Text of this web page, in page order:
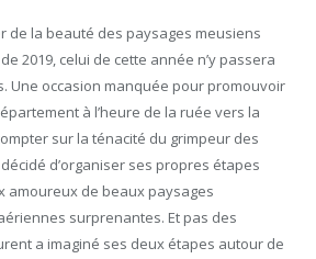
de la beauté des paysages meusiens
2019, celui de cette année n’y passera
Une occasion manquée pour promouvoir
à l’heure de la ruée vers la
sur la ténacité du grimpeur des
d’organiser ses propres étapes
amoureux de beaux paysages
surprenantes. Et pas des
a imaginé ses deux étapes autour de